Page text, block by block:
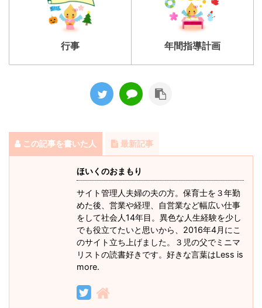
行事 年間指導計画
この記事を書いた人 最新記事
ほいくのおまもり
サイト管理人夫婦の夫の方。保育士を３年勤
めた後、営業や経理、自営業など幅広い仕事
をして社会人14年目。異色な人生経験を少し
でも役立てたいと思いから、2016年4月にこ
のサイト立ち上げました。３児の父でミニマ
リストの読書好きです。好きな言葉はLess is
more.